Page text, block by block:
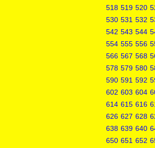
518 519 520
530 531 532
542 543 544
554 555 556
566 567 568
578 579 580
590 591 592
602 603 604
614 615 616
626 627 628
638 639 640
650 651 652